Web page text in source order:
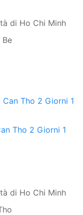
di Ho Chi Minh
Tho 2 Giorni 1
di Ho Chi Minh